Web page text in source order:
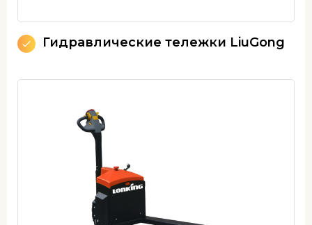
Гидравлические тележки LiuGong